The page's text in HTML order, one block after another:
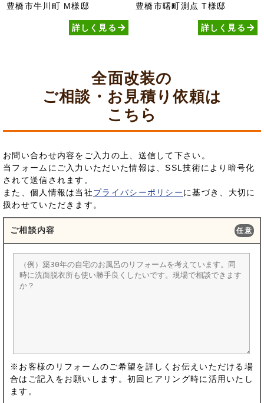
豊橋市牛川町 M様邸
詳しく見る
豊橋市曙町測点T様邸
詳しく見る
全面改装の
ご相談・お見積り依頼は
こちら
お問い合わせ内容をご入力の上、送信して下さい。
当フォームにご入力いただいた情報は、SSL技術により暗号化
されて送信されます。
また、個人情報は当社プライバシーポリシーに基づき、大切に
扱わせていただきます。
ご相談内容 任意
※お客様のリフォームのご希望を詳しくお伝えいただける場
合はご記入をお願いします。初回ヒアリング時に活用いたし
ます。